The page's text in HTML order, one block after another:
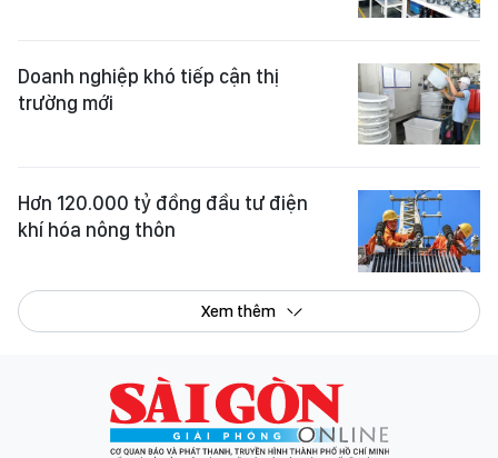
Doanh nghiệp khó tiếp cận thị
trường mới
Hơn 120.000 tỷ đồng đầu tư điện
khí hóa nông thôn
Xem thêm